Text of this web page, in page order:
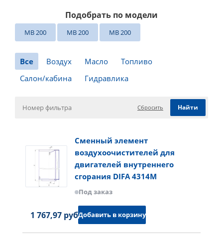
Подобрать по модели
MB 200 MB 200 MB 200
Все Воздух Масло
Топливо
Салон/кабина
Гидравлика
Сбросить
Сменный элемент
воздухоочистителей для
двигателей внутреннего
сгорания DIFA 4314M
Под заказ
1 767,97 руб.Добавить в корзину